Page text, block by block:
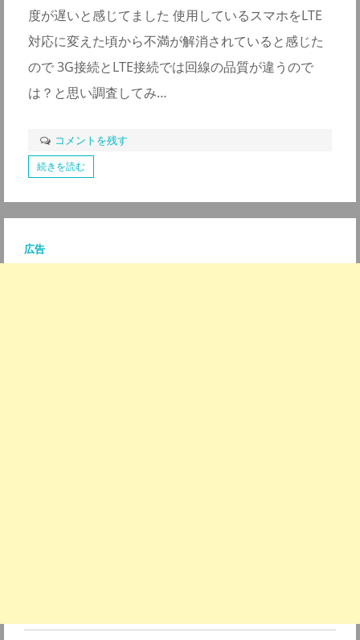
度が遅いと感じてました 使用しているスマホをLTE
対応に変えた頃から不満が解消されていると感じた
ので 3G接続とLTE接続では回線の品質が違うので
は？と思い調査してみ…
コメントを残す
続きを読む
広告